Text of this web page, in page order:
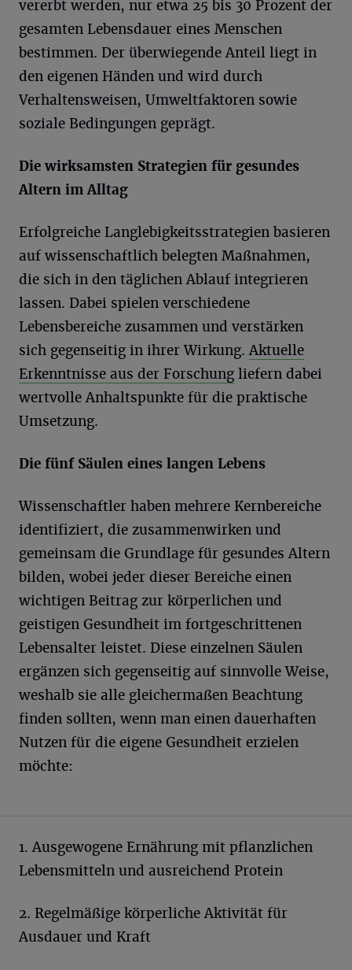
vererbt werden, nur etwa 25 bis 30 Prozent der
gesamten Lebensdauer eines Menschen
bestimmen. Der überwiegende Anteil liegt in
den eigenen Händen und wird durch
Verhaltensweisen, Umweltfaktoren sowie
soziale Bedingungen geprägt.
Die wirksamsten Strategien für gesundes
Altern im Alltag
Erfolgreiche Langlebigkeitsstrategien basieren
auf wissenschaftlich belegten Maßnahmen,
die sich in den täglichen Ablauf integrieren
lassen. Dabei spielen verschiedene
Lebensbereiche zusammen und verstärken
sich gegenseitig in ihrer Wirkung.Aktuelle
Erkenntnisse aus der Forschungliefern dabei
wertvolle Anhaltspunkte für die praktische
Umsetzung.
Die fünf Säulen eines langen Lebens
Wissenschaftler haben mehrere Kernbereiche
identifiziert, die zusammenwirken und
gemeinsam die Grundlage für gesundes Altern
bilden, wobei jeder dieser Bereiche einen
wichtigen Beitrag zur körperlichen und
geistigen Gesundheit im fortgeschrittenen
Lebensalter leistet. Diese einzelnen Säulen
ergänzen sich gegenseitig auf sinnvolle Weise,
weshalb sie alle gleichermaßen Beachtung
finden sollten, wenn man einen dauerhaften
Nutzen für die eigene Gesundheit erzielen
möchte:
1. Ausgewogene Ernährung mit pflanzlichen
Lebensmitteln und ausreichend Protein
2. Regelmäßige körperliche Aktivität für
Ausdauer und Kraft